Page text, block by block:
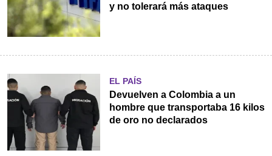
y no tolerará más ataques
EL PAÍS
Devuelven a Colombia a un
hombre que transportaba 16 kilos
de oro no declarados